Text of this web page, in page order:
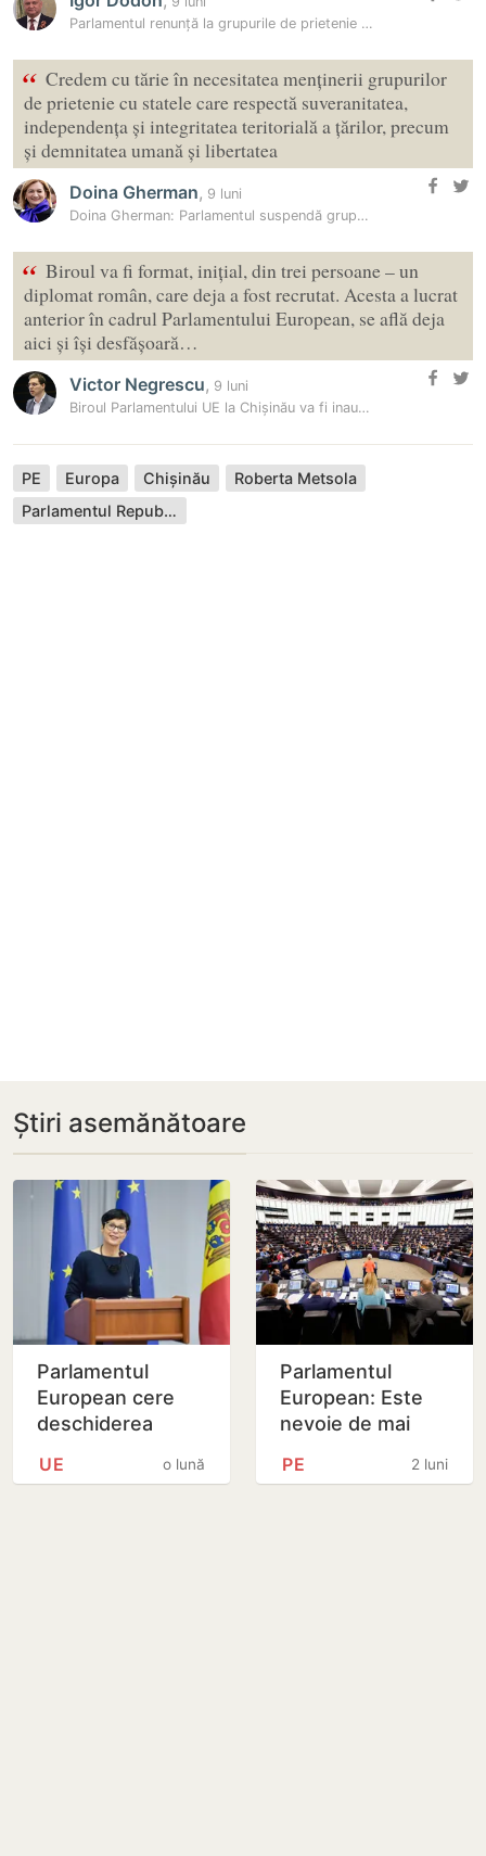
Parlamentul renunță la grupurile de prietenie cu Rusia și Belarus
“ Credem cu tărie în necesitatea menținerii grupurilor
de prietenie cu statele care respectă suveranitatea,
independența și integritatea teritorială a țărilor, precum
și demnitatea umană și libertatea
Doina Gherman, 9 luni
Doina Gherman: Parlamentul suspendă grupurile de prietenie cu Rusia și…
“ Biroul va fi format, inițial, din trei persoane – un
diplomat român, care deja a fost recrutat. Acesta a lucrat
anterior în cadrul Parlamentului European, se află deja
aici și își desfășoară…
Victor Negrescu, 9 luni
Biroul Parlamentului UE la Chișinău va fi inaugurat pe 7 noiembrie
PE Europa Chișinău
Roberta Metsola
Parlamentul Republicii Moldova
Știri asemănătoare
Parlamentul
European cere
deschiderea
clusterelor deo lună
UE
Parlamentul
European: Este
nevoie de mai
Ucraina și
2 luni
PE